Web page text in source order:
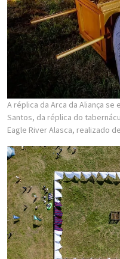
A réplica da Arca da Aliança
Santos, da réplica do
Eagle River Alasca, realizado